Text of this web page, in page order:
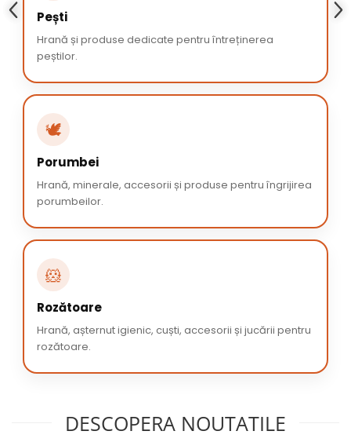
Pești
Hrană și produse dedicate pentru întreținerea
peștilor.
🕊️
Porumbei
Hrană, minerale, accesorii și produse pentru îngrijirea
porumbeilor.
🐹
Rozătoare
Hrană, așternut igienic, cuști, accesorii și jucării pentru
rozătoare.
DESCOPERA NOUTATILE